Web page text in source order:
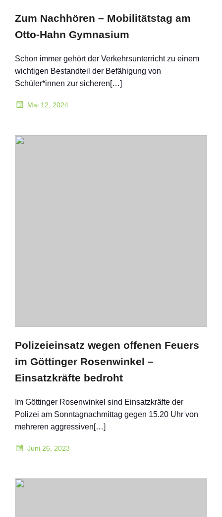
Zum Nachhören – Mobilitätstag am
Otto-Hahn Gymnasium
Schon immer gehört der Verkehrsunterricht zu einem
wichtigen Bestandteil der Befähigung von
Schüler*innen zur sicheren[…]
Mai 12, 2024
Polizeieinsatz wegen offenen Feuers
im Göttinger Rosenwinkel –
Einsatzkräfte bedroht
Im Göttinger Rosenwinkel sind Einsatzkräfte der
Polizei am Sonntagnachmittag gegen 15.20 Uhr von
mehreren aggressiven[…]
Juni 26, 2023